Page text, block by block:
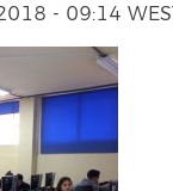
- 09:14